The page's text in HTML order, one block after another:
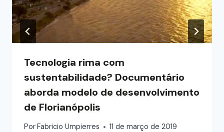
Tecnologia rima com
sustentabilidade? Documentário
aborda modelo de desenvolvimento
de Florianópolis
Por Fabricio Umpierres 11 de março de 2019